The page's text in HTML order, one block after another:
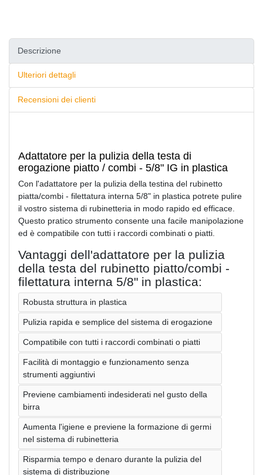
Descrizione
Ulteriori dettagli
Recensioni dei clienti
Adattatore per la pulizia della testa di
erogazione piatto / combi - 5/8" IG in plastica
Con l'adattatore per la pulizia della testina del rubinetto
piatta/combi - filettatura interna 5/8" in plastica potrete pulire
il vostro sistema di rubinetteria in modo rapido ed efficace.
Questo pratico strumento consente una facile manipolazione
ed è compatibile con tutti i raccordi combinati o piatti.
Vantaggi dell'adattatore per la pulizia
della testa del rubinetto piatto/combi -
filettatura interna 5/8" in plastica:
Robusta struttura in plastica
Pulizia rapida e semplice del sistema di erogazione
Compatibile con tutti i raccordi combinati o piatti
Facilità di montaggio e funzionamento senza
strumenti aggiuntivi
Previene cambiamenti indesiderati nel gusto della
birra
Aumenta l'igiene e previene la formazione di germi
nel sistema di rubinetteria
Risparmia tempo e denaro durante la pulizia del
sistema di distribuzione